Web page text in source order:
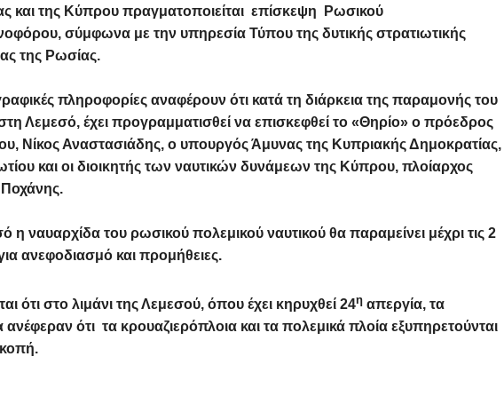
και της Κύπρου πραγματοποιείται επίσκεψη Ρωσικού
σύμφωνα με την υπηρεσία Τύπου της δυτικής στρατιωτικής
της Ρωσίας.
πληροφορίες αναφέρουν ότι κατά τη διάρκεια της παραμονής του
Λεμεσό, έχει προγραμματισθεί να επισκεφθεί το «Θηρίο» ο πρόεδρος
Νίκος Αναστασιάδης, ο υπουργός Άμυνας της Κυπριακής Δημοκρατίας,
και οι διοικητής των ναυτικών δυνάμεων της Κύπρου, πλοίαρχος
Ποχάνης.
η ναυαρχίδα του ρωσικού πολεμικού ναυτικού θα παραμείνει μέχρι τις 2
ανεφοδιασμό και προμήθειες.
ότι στο λιμάνι της Λεμεσού, όπου έχει κηρυχθεί 24η απεργία, τα
ανέφεραν ότι τα κρουαζιερόπλοια και τα πολεμικά πλοία εξυπηρετούνται